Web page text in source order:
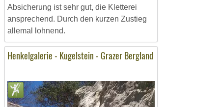
Absicherung ist sehr gut, die Kletterei
ansprechend. Durch den kurzen Zustieg
allemal lohnend.
Henkelgalerie - Kugelstein - Grazer Bergland